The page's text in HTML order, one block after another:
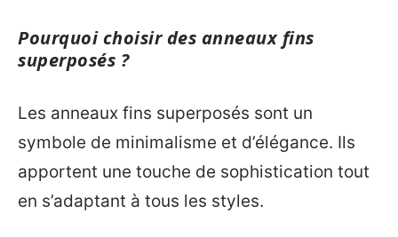
Pourquoi choisir des anneaux fins
superposés ?
Les anneaux fins superposés sont un
symbole de minimalisme et d’élégance. Ils
apportent une touche de sophistication tout
en s’adaptant à tous les styles.